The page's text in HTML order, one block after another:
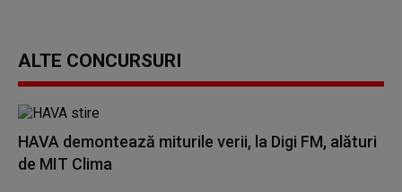
ALTE CONCURSURI
HAVA demontează miturile verii, la Digi FM, alături
de MIT Clima